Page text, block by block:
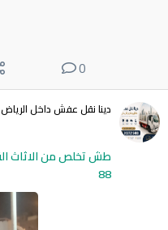
0
دينا نقل عفش داخل الرياض 0537219488
88